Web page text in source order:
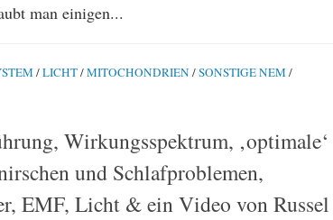
man einigen...
/LICHT/MITOCHONDRIEN /SONSTIGE NEM /
Wirkungsspektrum, ‚optimale‘
und Schlafproblemen,
EMF, Licht & ein Video von Russel